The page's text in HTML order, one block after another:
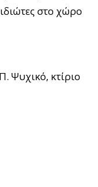
στο χώρο
Ψυχικό, κτίριο